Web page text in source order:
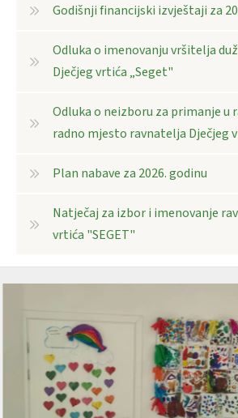
Godišnji financijski izvještaji za
Odluka o imenovanju vršitelja
Dječjeg vrtića „Seget"
Odluka o neizboru za primanje u
radno mjesto ravnatelja Dječjeg
Plan nabave za 2026. godinu
Natječaj za izbor i imenovanje
vrtića "SEGET"